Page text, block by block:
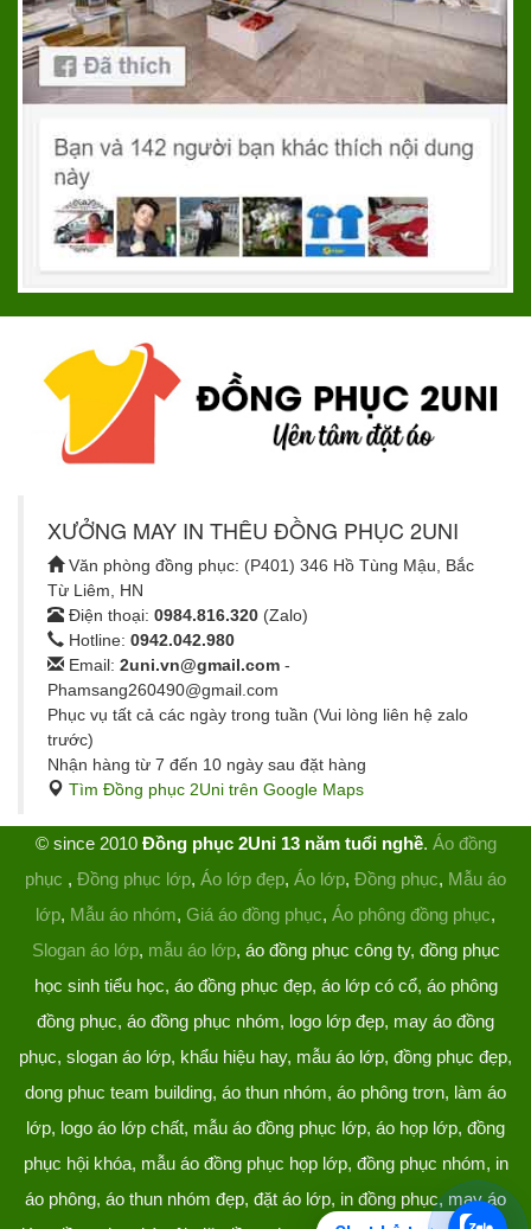
XƯỞNG MAY IN THÊU ĐỒNG PHỤC 2UNI
Văn phòng đồng phục: (P401) 346 Hồ Tùng Mậu, Bắc
Từ Liêm, HN
Điện thoại: 0984.816.320 (Zalo)
Hotline: 0942.042.980
Email: 2uni.vn@gmail.com -
Phamsang260490@gmail.com
Phục vụ tất cả các ngày trong tuần (Vui lòng liên hệ zalo
trước)
Nhận hàng từ 7 đến 10 ngày sau đặt hàng
Tìm Đồng phục 2Uni trên Google Maps
© since 2010 Đồng phục 2Uni 13 năm tuổi nghề. Áo đồng
phục , Đồng phục lớp, Áo lớp đẹp, Áo lớp, Đồng phục, Mẫu áo
lớp, Mẫu áo nhóm, Giá áo đồng phục, Áo phông đồng phục,
Slogan áo lớp, mẫu áo lớp, áo đồng phục công ty, đồng phục
học sinh tiểu học, áo đồng phục đẹp, áo lớp có cổ, áo phông
đồng phục, áo đồng phục nhóm, logo lớp đẹp, may áo đồng
phục, slogan áo lớp, khẩu hiệu hay, mẫu áo lớp, đồng phục đẹp,
dong phuc team building, áo thun nhóm, áo phông trơn, làm áo
lớp, logo áo lớp chất, mẫu áo đồng phục lớp, áo họp lớp, đồng
phục hội khóa, mẫu áo đồng phục họp lớp, đồng phục nhóm, in
áo phông, áo thun nhóm đẹp, đặt áo lớp, in đồng phục, may áo